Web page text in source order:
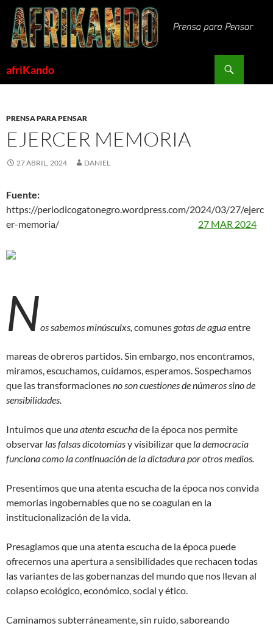
Saltar
contenido
afriKando
PRENSA PARA PENSAR
EJERCER MEMORIA
27 ABRIL, 2024 DANIEL
Fuente:
https://periodicogatonegro.wordpress.com/2024/03/27/ejerc
er-memoria/ 27 MAR 2024
Nos sabemos minúsculxs, comunes gotas de aguaentre
mareas de obreros partidos. Sin embargo, nos encontramos,
miramos, escuchamos, cuidamos, esperamos. Sospechamos
que las transformacionesno son cuestiones de números sino de
sensibilidades.
Intuimos queuna atenta escuchade la época nos permite
observar las falsas dicotomíasy visibilizar que la democracia
funciona como la continuación de la dictadura por otros medios.
Presentimos que una atenta escucha de la época nos convida
memorias ingobernables que no se coagulan en la
institucionalización de la vida.
Presagiamos que una atenta escucha de la época puede
ofrecernos una apertura a sensibilidades que rechacen todas
las variantes de las gobernanzas del mundo que nos llevan al
colapso ecológico, económico, social y ético.
Caminamos subterráneamente, sin ruido, saboreando